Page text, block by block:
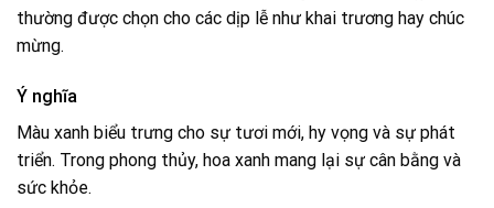
thường được chọn cho các dịp lễ như khai trương hay chúc
mừng.
Ý nghĩa
Màu xanh biểu trưng cho sự tươi mới, hy vọng và sự phát
triển. Trong phong thủy, hoa xanh mang lại sự cân bằng và
sức khỏe.